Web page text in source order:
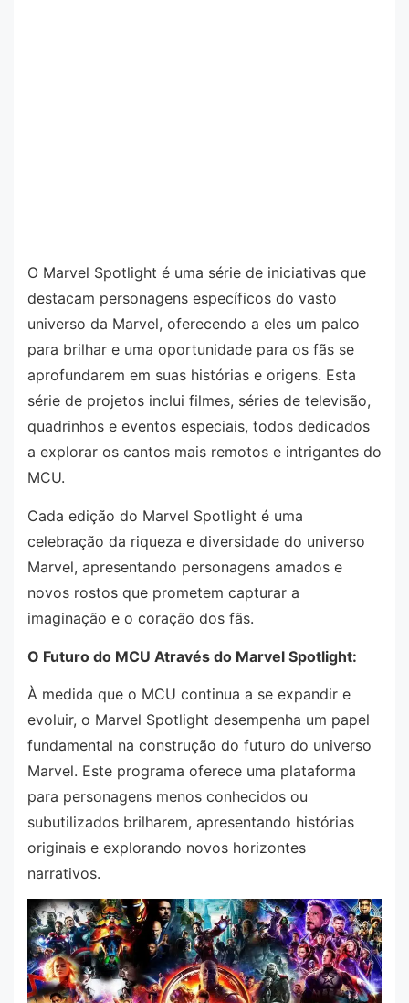
O Marvel Spotlight é uma série de iniciativas que
destacam personagens específicos do vasto
universo da Marvel, oferecendo a eles um palco
para brilhar e uma oportunidade para os fãs se
aprofundarem em suas histórias e origens. Esta
série de projetos inclui filmes, séries de televisão,
quadrinhos e eventos especiais, todos dedicados
a explorar os cantos mais remotos e intrigantes do
MCU.
Cada edição do Marvel Spotlight é uma
celebração da riqueza e diversidade do universo
Marvel, apresentando personagens amados e
novos rostos que prometem capturar a
imaginação e o coração dos fãs.
O Futuro do MCU Através do Marvel Spotlight:
À medida que o MCU continua a se expandir e
evoluir, o Marvel Spotlight desempenha um papel
fundamental na construção do futuro do universo
Marvel. Este programa oferece uma plataforma
para personagens menos conhecidos ou
subutilizados brilharem, apresentando histórias
originais e explorando novos horizontes
narrativos.